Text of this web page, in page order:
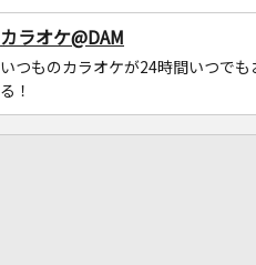
カラオケ@DAM
いつものカラオケが24時間いつでも
る！